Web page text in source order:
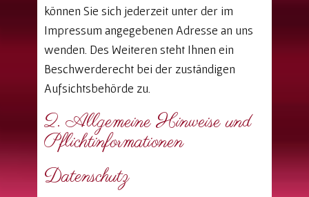
können Sie sich jederzeit unter der im
Impressum angegebenen Adresse an uns
wenden. Des Weiteren steht Ihnen ein
Beschwerderecht bei der zuständigen
Aufsichtsbehörde zu.
2. Allgemeine Hinweise und
Pflichtinformationen
Datenschutz